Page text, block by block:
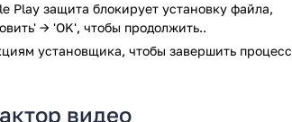
Play защита блокирует установку файла,
→ 'OK', чтобы продолжить..
установщика, чтобы завершить процесс
видео